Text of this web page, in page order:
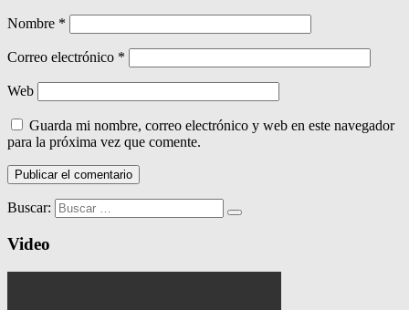
Nombre *
Correo electrónico *
Web
Guarda mi nombre, correo electrónico y web en este navegador
para la próxima vez que comente.
Buscar:
Video